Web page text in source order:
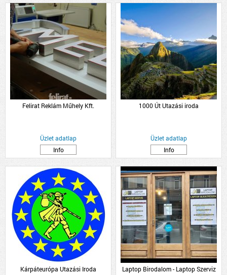
Felirat Reklám Műhely Kft.
Üzlet adatlap
Info
1000 Út Utazási iroda
Üzlet adatlap
Info
Kárpáteurópa Utazási Iroda Laptop Birodalom - Laptop Szerviz